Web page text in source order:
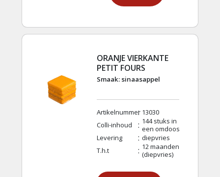
ORANJE VIERKANTE
PETIT FOURS
Smaak: sinaasappel
Artikelnummer
: 13030
Colli-inhoud
: 144 stuks in
een omdoos
Levering
: diepvries
T.h.t
: 12 maanden
(diepvries)